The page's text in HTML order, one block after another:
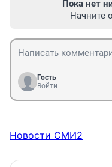
Пока нет
Начните
Гость
Войти
Новости СМИ2